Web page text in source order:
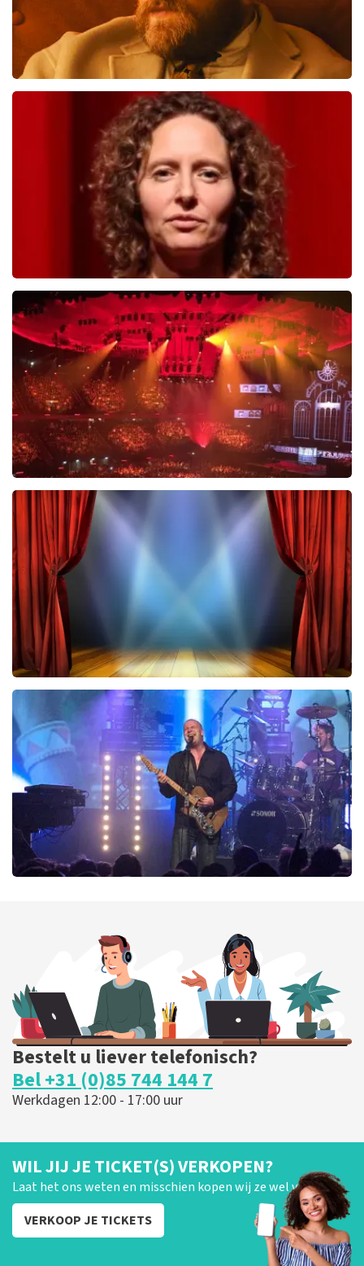
Teddy Swims
laatste 30 minuten
BESTEL NU
Esther van der Voort
654laatste 30 minuten
BESTEL NU
Vrienden Van Amstel Live
433 laatste 30 minuten
BESTEL NU
40 45 De Musical
420laatste 30 minuten
BESTEL NU
BESTEL NU
Bestelt u liever telefonisch?
Bel +31 (0)85 744 144 7
Werkdagen 12:00 - 17:00 uur
WIL JIJ JE TICKET(S) VERKOPEN?
Laat het ons weten en misschien kopen wij ze wel van je!
VERKOOP JE TICKETS